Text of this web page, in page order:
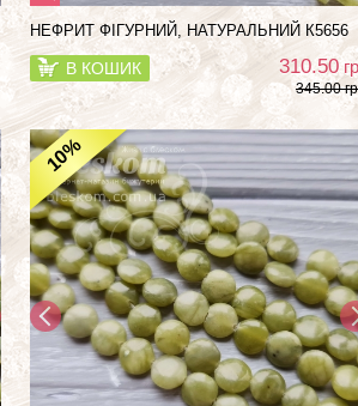
НЕФРИТ ФІГУРНИЙ, НАТУРАЛЬНИЙ К5656
В КОШИК 310.50
345.00
10%